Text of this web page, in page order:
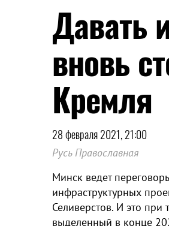
Давать
вновь
Кремля
28 февраля 2021, 21:00
Русь Православная
Минск ведет
инфраструктурных
Селиверстов. И это
выделенный в конце